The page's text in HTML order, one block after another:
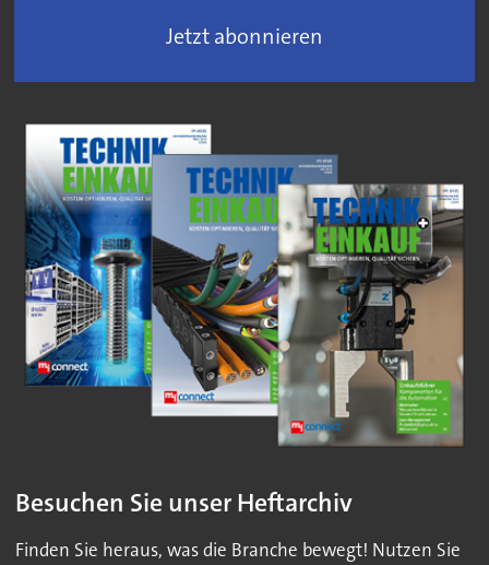
Jetzt abonnieren
Besuchen Sie unser Heftarchiv
Finden Sie heraus, was die Branche bewegt! Nutzen Sie